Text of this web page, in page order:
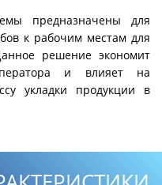
предназначены для
к рабочим местам для
решение экономит
и влияет на
укладки продукции в